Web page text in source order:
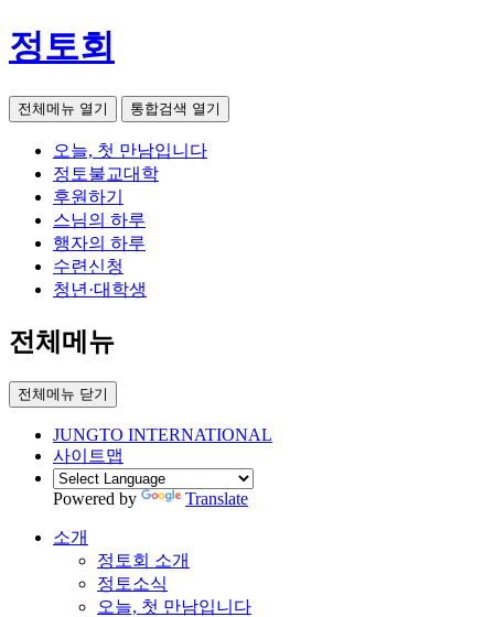
정토회
전체메뉴 열기 통합검색 열기
오늘, 첫 만남입니다
정토불교대학
후원하기
스님의 하루
행자의 하루
수련신청
청년·대학생
전체메뉴
전체메뉴 닫기
JUNGTO INTERNATIONAL
사이트맵
Powered by Translate
소개
정토회 소개
정토소식
오늘, 첫 만남입니다